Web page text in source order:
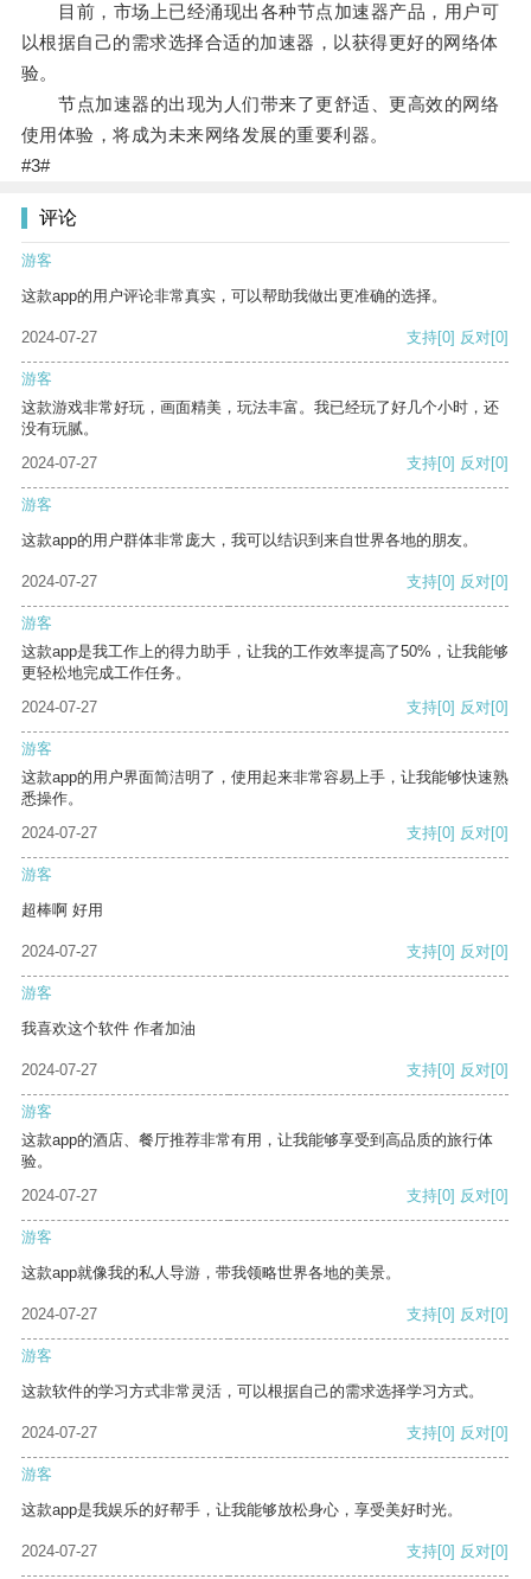
目前，市场上已经涌现出各种节点加速器产品，用户可
以根据自己的需求选择合适的加速器，以获得更好的网络体
验。
节点加速器的出现为人们带来了更舒适、更高效的网络
使用体验，将成为未来网络发展的重要利器。
#3#
评论
游客
这款app的用户评论非常真实，可以帮助我做出更准确的选择。
2024-07-27 支持[0] 反对[0]
游客
这款游戏非常好玩，画面精美，玩法丰富。我已经玩了好几个小时，还
没有玩腻。
2024-07-27
支持[0] 反对[0]
游客
这款app的用户群体非常庞大，我可以结识到来自世界各地的朋友。
2024-07-27 支持[0] 反对[0]
游客
这款app是我工作上的得力助手，让我的工作效率提高了50%，让我能够
更轻松地完成工作任务。
2024-07-27
支持[0] 反对[0]
游客
这款app的用户界面简洁明了，使用起来非常容易上手，让我能够快速熟
悉操作。
2024-07-27
支持[0] 反对[0]
游客
超棒啊 好用
2024-07-27 支持[0] 反对[0]
游客
我喜欢这个软件 作者加油
2024-07-27 支持[0] 反对[0]
游客
这款app的酒店、餐厅推荐非常有用，让我能够享受到高品质的旅行体
验。
2024-07-27
支持[0] 反对[0]
游客
这款app就像我的私人导游，带我领略世界各地的美景。
2024-07-27 支持[0] 反对[0]
游客
这款软件的学习方式非常灵活，可以根据自己的需求选择学习方式。
2024-07-27 支持[0] 反对[0]
游客
这款app是我娱乐的好帮手，让我能够放松身心，享受美好时光。
2024-07-27 支持[0] 反对[0]